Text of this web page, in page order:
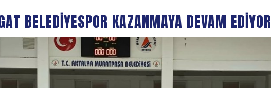
BELEDİYESPOR KAZANMAYA DEVAM EDİYOR